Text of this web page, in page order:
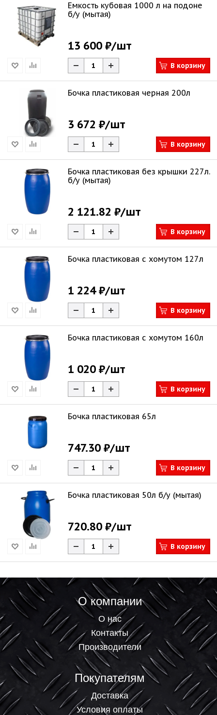
Емкость кубовая 1000 л на подоне
б/у (мытая)
13 600 ₽/шт
В корзину
Бочка пластиковая черная 200л
3 672 ₽/шт
В корзину
Бочка пластиковая без крышки 227л.
б/у (мытая)
2 121.82 ₽/шт
В корзину
Бочка пластиковая с хомутом 127л
1 224 ₽/шт
В корзину
Бочка пластиковая с хомутом 160л
1 020 ₽/шт
В корзину
Бочка пластиковая 65л
747.30 ₽/шт
В корзину
Бочка пластиковая 50л б/у (мытая)
720.80 ₽/шт
В корзину
О компании
О нас
Контакты
Производители
Покупателям
Доставка
Условия оплаты